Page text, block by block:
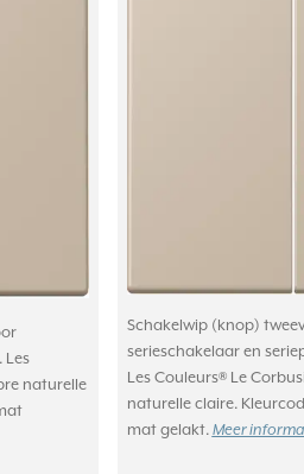
Les
naturelle
Schakelwip (knop)
serieschakelaar en
Les Couleurs® Le
naturelle claire.
mat gelakt. Meer